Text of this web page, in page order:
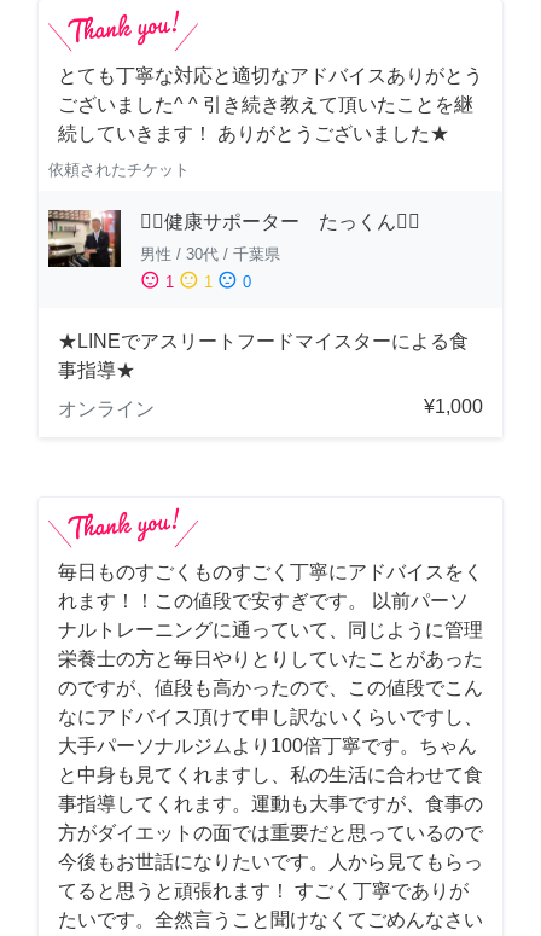
とても丁寧な対応と適切なアドバイスありがとう
ございました^ ^ 引き続き教えて頂いたことを継
続していきます！ ありがとうございました★
依頼されたチケット
🏋️‍♂️健康サポーター たっくん🏋️‍♂️
男性 / 30代 / 千葉県
sentiment_satisfied 1 sentiment_neutral 1 sentiment_dissatisfied 0
★LINEでアスリートフードマイスターによる食
事指導★
オンライン
¥1,000
毎日ものすごくものすごく丁寧にアドバイスをく
れます！！この値段で安すぎです。 以前パーソ
ナルトレーニングに通っていて、同じように管理
栄養士の方と毎日やりとりしていたことがあった
のですが、値段も高かったので、この値段でこん
なにアドバイス頂けて申し訳ないくらいですし、
大手パーソナルジムより100倍丁寧です。ちゃん
と中身も見てくれますし、私の生活に合わせて食
事指導してくれます。運動も大事ですが、食事の
方がダイエットの面では重要だと思っているので
今後もお世話になりたいです。人から見てもらっ
てると思うと頑張れます！ すごく丁寧でありが
たいです。全然言うこと聞けなくてごめんなさい